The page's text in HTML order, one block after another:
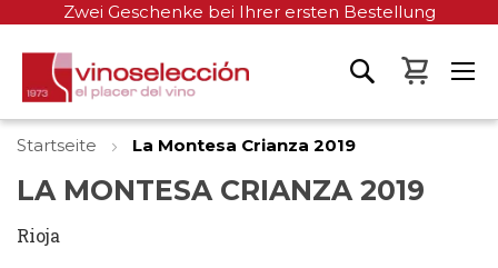
Zwei Geschenke bei Ihrer ersten Bestellung
Mein
Startseite La Montesa Crianza 2019
LA MONTESA CRIANZA 2019
Rioja